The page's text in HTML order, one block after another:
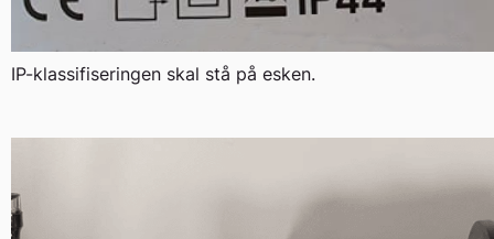
IP-klassifiseringen skal stå på esken.